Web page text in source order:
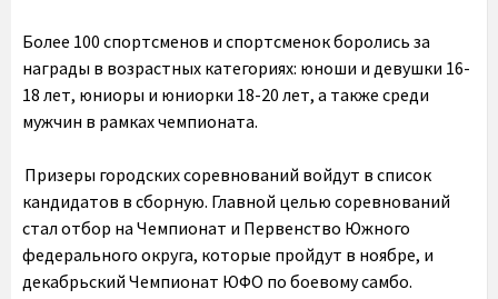
Более 100 спортсменов и спортсменок боролись за
награды в возрастных категориях: юноши и девушки 16-
18 лет, юниоры и юниорки 18-20 лет, а также среди
мужчин в рамках чемпионата.
Призеры городских соревнований войдут в список
кандидатов в сборную. Главной целью соревнований
стал отбор на Чемпионат и Первенство Южного
федерального округа, которые пройдут в ноябре, и
декабрьский Чемпионат ЮФО по боевому самбо.